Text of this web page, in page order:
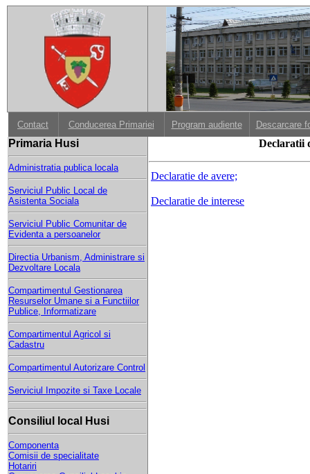
Contact Conducerea Primariei Program audiente Descarcare
Primaria Husi
Administratia publica locala
Serviciul Public Local de
Asistenta Sociala
Serviciul Public Comunitar de
Evidenta a persoanelor
Directia Urbanism, Administrare si
Dezvoltare Locala
Compartimentul Gestionarea
Resurselor Umane si a Functiilor
Publice, Informatizare
Compartimentul Agricol si
Cadastru
Compartimentul Autorizare Control
Serviciul Impozite si Taxe Locale
Consiliul local Husi
Componenta
Comisii de specialitate
Hotariri
Declaratii
Declaratie de avere;
Declaratie de interese